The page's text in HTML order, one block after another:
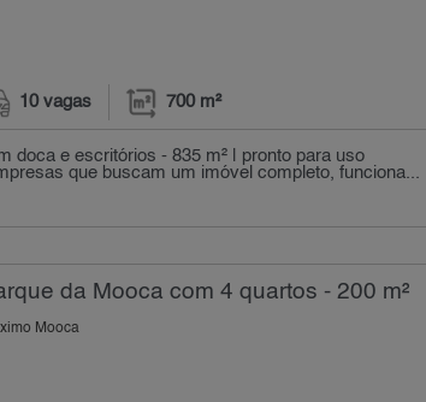
10 vagas 700 m²
doca e escritórios - 835 m² | pronto para uso
que buscam um imóvel completo, funciona...
da Mooca com 4 quartos - 200 m²
Mooca